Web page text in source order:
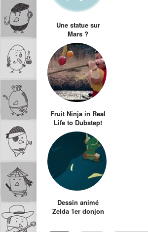
Une statue sur
Mars ?
Fruit Ninja in Real
Life to Dubstep!
Dessin animé
Zelda 1er donjon